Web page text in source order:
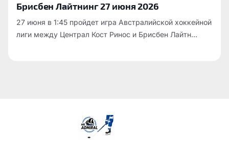
Брисбен Лайтнинг 27 июня 2026
27 июня в 1:45 пройдет игра Австралийской хоккейной
лиги между Централ Кост Ринос и Брисбен Лайтн...